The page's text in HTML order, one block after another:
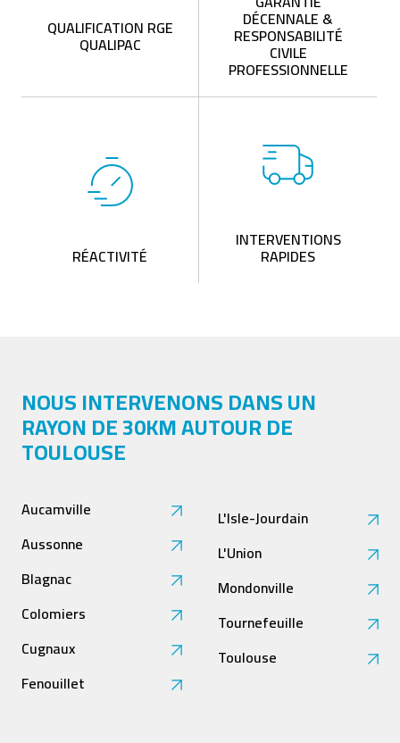
QUALIFICATION RGE
QUALIPAC
DÉCENNALE &
RESPONSABILITÉ
CIVILE
PROFESSIONNELLE
RÉACTIVITÉ
INTERVENTIONS
RAPIDES
NOUS INTERVENONS DANS UN
RAYON DE 30KM AUTOUR DE
TOULOUSE
Aucamville
Aussonne
Blagnac
Colomiers
Cugnaux
Fenouillet
L'Isle-Jourdain
L'Union
Mondonville
Tournefeuille
Toulouse